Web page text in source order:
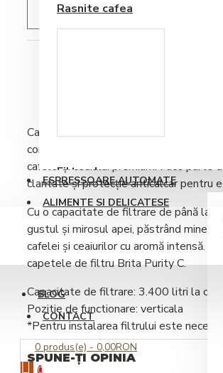
Rasnite cafea
Filtre de apa
Ustensile barista
ESPRESSOARE AUTOMATE
ALIMENTE SI DELICATESE
BLOG
CONTACT
0 produs(e) - 0,00RON
0
ADAUGĂ IN WISHLIST
Cartușul filtrant Brita Purity C500 Finest
consum mediu spre mare de apă
cafelei și ceaiului premium. Face parte
claritate și protecție anticalcarpentru
Cu o capacitate de filtrare de până la
gustul și mirosul apei, păstrând
cafelei și ceaiurilor cu aromă intensă.
capetele de filtru Brita Purity C.
Capacitate de filtrare: 3.400 litri la o
Pozitie de functionare: verticala
*Pentru instalarea filtrului este
SPUNE-ŢI OPINIA